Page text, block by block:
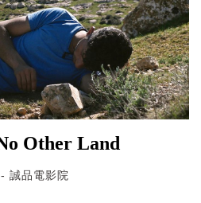
Other Land
誠品電影院